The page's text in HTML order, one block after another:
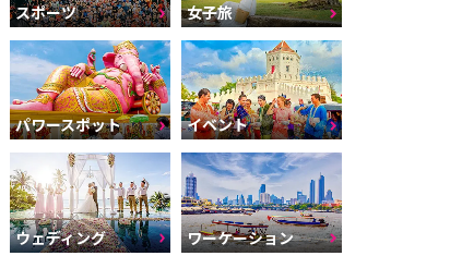
スポーツ 女子旅
パワースポット イベント
ウェディング ワーケーション